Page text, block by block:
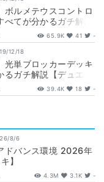
ボルメテウスコントロ
てが分かるガチ解説
ス】
65.9K 41 -
12/18
光単ブロッカーデッキ
ガチ解説【デュエマ
39.4K 18 -
8/6
ドバンス環境 2026年
】
4.3M 3.1K -